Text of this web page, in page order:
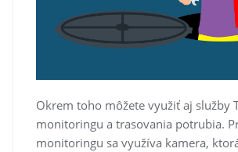
Okrem toho môžete využiť aj služby
monitoringu a trasovania potrubia.
monitoringu sa využíva kamera,